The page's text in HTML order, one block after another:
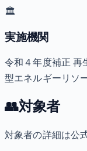
🏛️
実施機関
令和４年度補正 再
型エネルギーリソ
👥対象者
対象者の詳細は公